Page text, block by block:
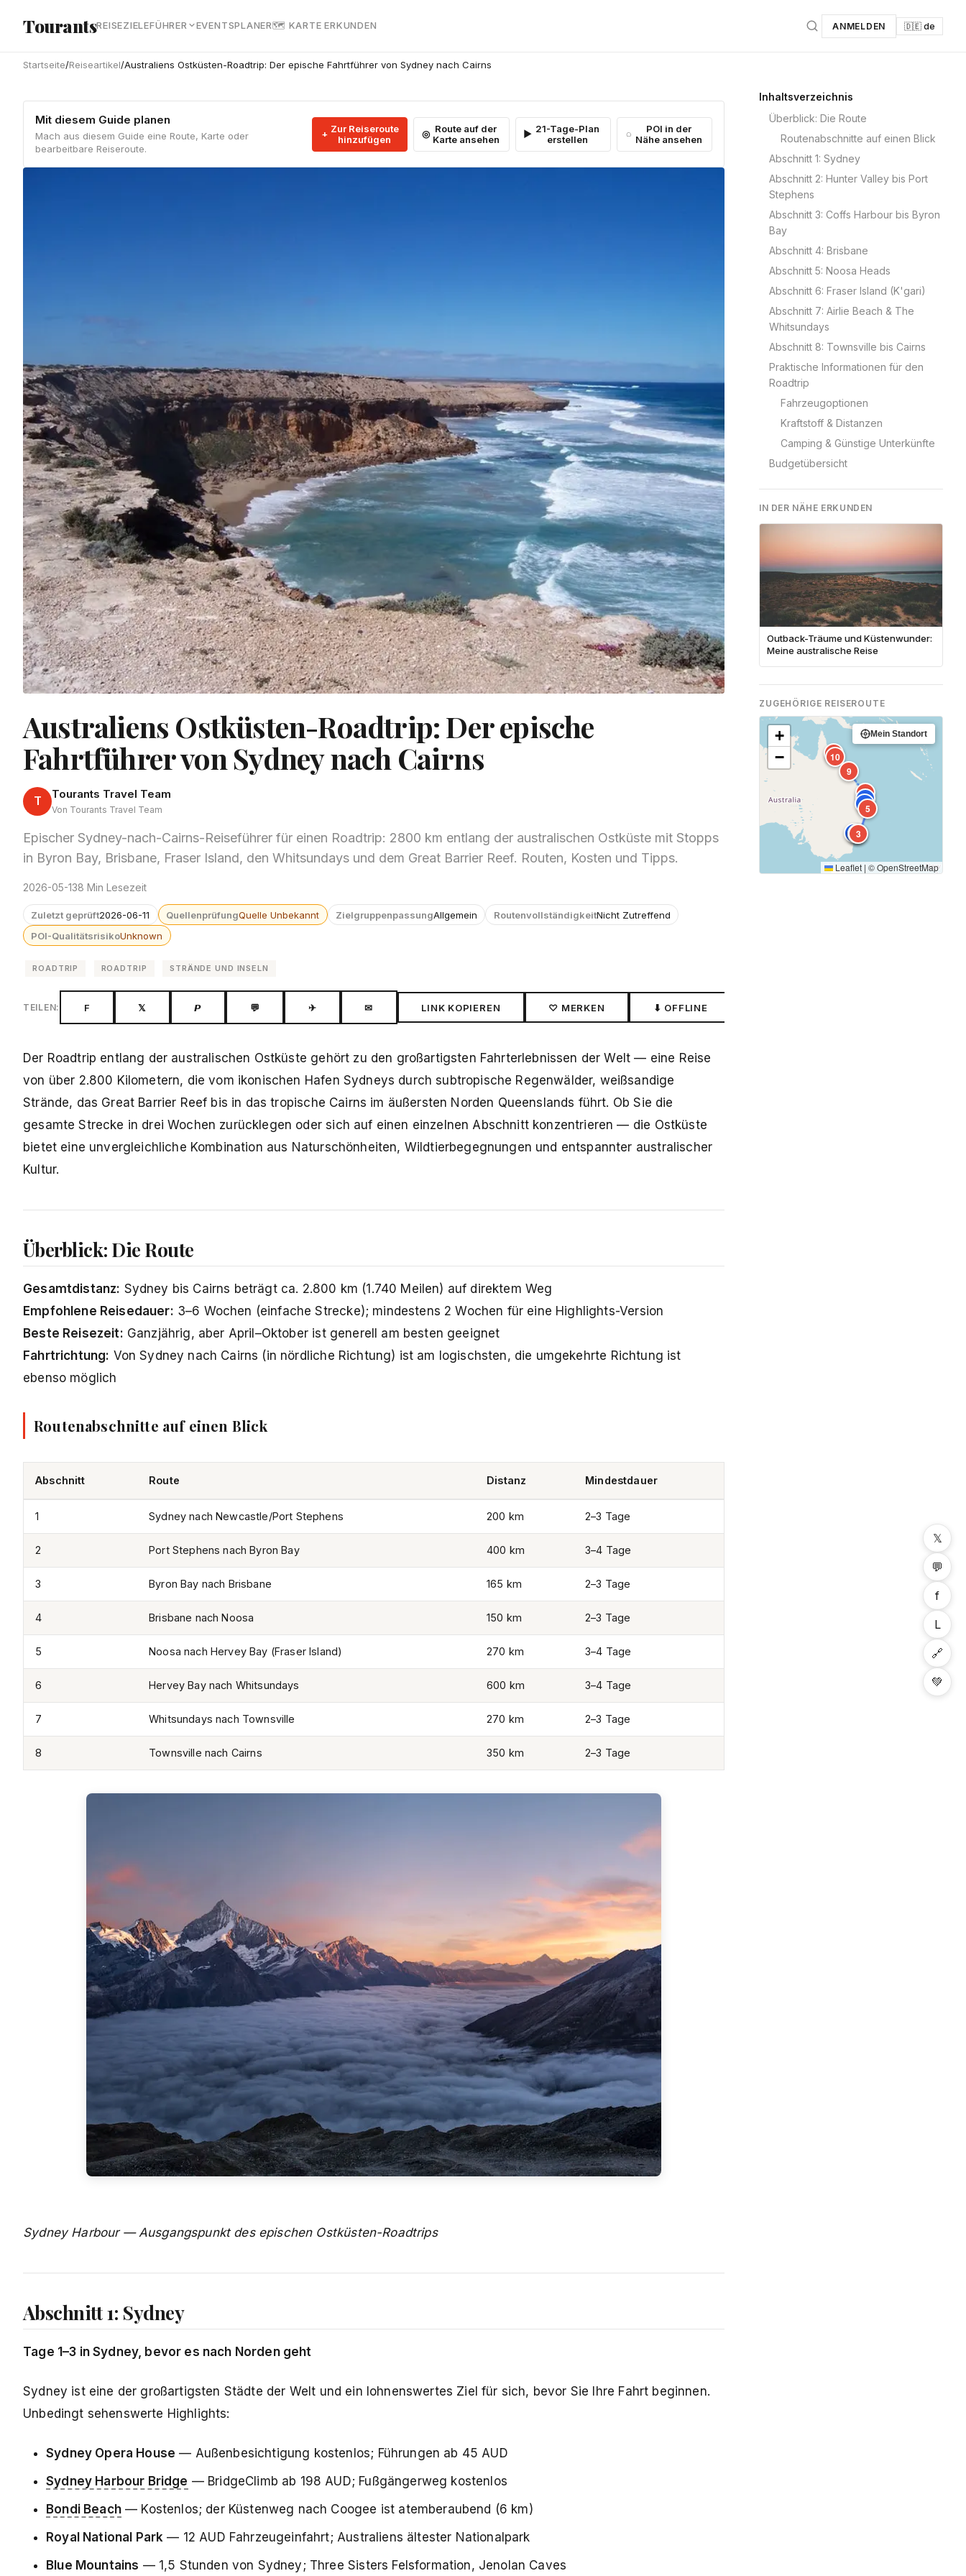
TourantsREISEZIELEFÜHRER EVENTSPLANER🗺 KARTE ERKUNDEN ANMELDEN 🇩🇪 de
Startseite/Reiseartikel/Australiens Ostküsten-Roadtrip: Der epische Fahrtführer von Sydney nach Cairns
Mit diesem Guide planen
Mach aus diesem Guide eine Route, Karte oder
bearbeitbare Reiseroute.
Zur Reiseroute
hinzufügen
Route auf der
Karte ansehen
21-Tage-Plan
erstellen
POI in der
Nähe ansehen
Australiens Ostküsten-Roadtrip: Der epische
Fahrtführer von Sydney nach Cairns
T Tourants Travel Team
Von Tourants Travel Team
Epischer Sydney-nach-Cairns-Reiseführer für einen Roadtrip: 2800 km entlang der australischen Ostküste mit Stopps
in Byron Bay, Brisbane, Fraser Island, den Whitsundays und dem Great Barrier Reef. Routen, Kosten und Tipps.
2026-05-138 Min Lesezeit
Zuletzt geprüft2026-06-11 QuellenprüfungQuelle Unbekannt ZielgruppenpassungAllgemein RoutenvollständigkeitNicht Zutreffend
POI-QualitätsrisikoUnknown
ROADTRIP ROADTRIP STRÄNDE UND INSELN
TEILEN: F 𝕏 𝙋 💬 ✈ ✉ LINK KOPIEREN ♡ MERKEN ⬇ OFFLINE
Der Roadtrip entlang der australischen Ostküste gehört zu den großartigsten Fahrterlebnissen der Welt — eine Reise
von über 2.800 Kilometern, die vom ikonischen Hafen Sydneys durch subtropische Regenwälder, weißsandige
Strände, das Great Barrier Reef bis in das tropische Cairns im äußersten Norden Queenslands führt. Ob Sie die
gesamte Strecke in drei Wochen zurücklegen oder sich auf einen einzelnen Abschnitt konzentrieren — die Ostküste
bietet eine unvergleichliche Kombination aus Naturschönheiten, Wildtierbegegnungen und entspannter australischer
Kultur.
Überblick: Die Route
Gesamtdistanz: Sydney bis Cairns beträgt ca. 2.800 km (1.740 Meilen) auf direktem Weg
Empfohlene Reisedauer: 3–6 Wochen (einfache Strecke); mindestens 2 Wochen für eine Highlights-Version
Beste Reisezeit: Ganzjährig, aber April–Oktober ist generell am besten geeignet
Fahrtrichtung: Von Sydney nach Cairns (in nördliche Richtung) ist am logischsten, die umgekehrte Richtung ist
ebenso möglich
Routenabschnitte auf einen Blick
Abschnitt Route Distanz Mindestdauer
1 Sydney nach Newcastle/Port Stephens 200 km 2–3 Tage
2 Port Stephens nach Byron Bay 400 km 3–4 Tage
3 Byron Bay nach Brisbane 165 km 2–3 Tage
4 Brisbane nach Noosa 150 km 2–3 Tage
5 Noosa nach Hervey Bay (Fraser Island) 270 km 3–4 Tage
6 Hervey Bay nach Whitsundays 600 km 3–4 Tage
7 Whitsundays nach Townsville 270 km 2–3 Tage
8 Townsville nach Cairns 350 km 2–3 Tage
Sydney Harbour — Ausgangspunkt des epischen Ostküsten-Roadtrips
Abschnitt 1: Sydney
Tage 1–3 in Sydney, bevor es nach Norden geht
Sydney ist eine der großartigsten Städte der Welt und ein lohnenswertes Ziel für sich, bevor Sie Ihre Fahrt beginnen.
Unbedingt sehenswerte Highlights:
Sydney Opera House — Außenbesichtigung kostenlos; Führungen ab 45 AUD
Sydney Harbour Bridge — BridgeClimb ab 198 AUD; Fußgängerweg kostenlos
Bondi Beach— Kostenlos; der Küstenweg nach Coogee ist atemberaubend (6 km)
Royal National Park — 12 AUD Fahrzeugeinfahrt; Australiens ältester Nationalpark
Blue Mountains — 1,5 Stunden von Sydney; Three Sisters Felsformation, Jenolan Caves
Inhaltsverzeichnis
Überblick: Die Route
Routenabschnitte auf einen Blick
Abschnitt 1: Sydney
Abschnitt 2: Hunter Valley bis Port
Stephens
Abschnitt 3: Coffs Harbour bis Byron
Bay
Abschnitt 4: Brisbane
Abschnitt 5: Noosa Heads
Abschnitt 6: Fraser Island (K'gari)
Abschnitt 7: Airlie Beach & The
Whitsundays
Abschnitt 8: Townsville bis Cairns
Praktische Informationen für den
Roadtrip
Fahrzeugoptionen
Kraftstoff & Distanzen
Camping & Günstige Unterkünfte
Budgetübersicht
IN DER NÄHE ERKUNDEN
Outback-Träume und Küstenwunder:
Meine australische Reise
ZUGEHÖRIGE REISEROUTE
1
2
3
4
5
6
7
8
9
10
11
+
−
Mein Standort
Leaflet | ©OpenStreetMap
𝕏
💬
f
L
🔗
💚